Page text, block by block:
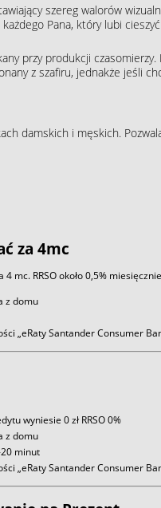
szereg walorów
Pana, który lubi
przy produkcji
z szafiru, jednakże jeśli
damskich i męskich.
za 4mc
mc. RRSO około 0,5%
z domu
„eRaty Santander Consumer
wyniesie 0 zł RRSO 0%
z domu
minut
„eRaty Santander Consumer